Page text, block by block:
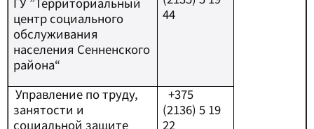
центр социального
обслуживания
населения Сенненского
района“
44
Управление по труду,
занятости и
социальной защите
+375
(2136) 5 19
22